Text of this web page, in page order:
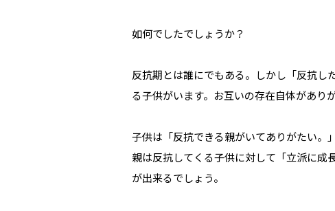
如何でしたでしょうか？
反抗期とは誰にでもある。しかし「反抗し
る子供がいます。お互いの存在自体があり
子供は「反抗できる親がいてありがたい。
親は反抗してくる子供に対して「立派に
が出来るでしょう。